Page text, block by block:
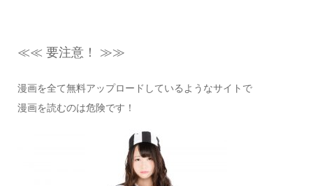
≪≪ 要注意！ ≫≫
漫画を全て無料アップロードしているようなサイトで
漫画を読むのは危険です！